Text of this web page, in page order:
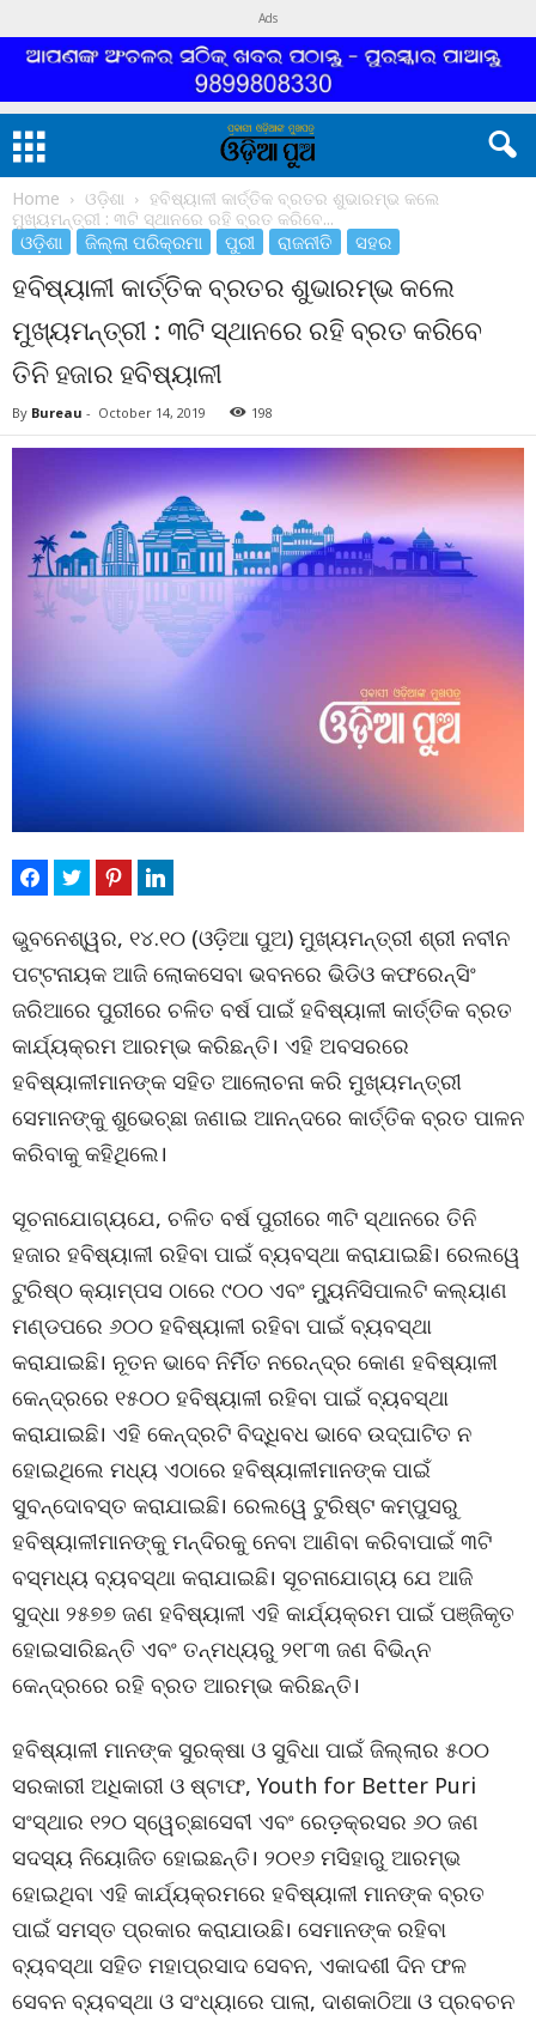
Ads
Home ଓଡ଼ିଶା
ହବିଷ୍ୟାଳୀ କାର୍ତ୍ତିକ ବ୍ରତର ଶୁଭାରମ୍ଭ କଲେ
ମୁଖ୍ୟମନ୍ତ୍ରୀ : ୩ଟି ସ୍ଥାନରେ ରହି ବ୍ରତ କରିବେ...
ଓଡ଼ିଶା ଜିଲ୍ଲା ପରିକ୍ରମା ପୁରୀ ରାଜନୀତି ସହର
ହବିଷ୍ୟାଳୀ କାର୍ତ୍ତିକ ବ୍ରତର ଶୁଭାରମ୍ଭ କଲେ
ମୁଖ୍ୟମନ୍ତ୍ରୀ : ୩ଟି ସ୍ଥାନରେ ରହି ବ୍ରତ କରିବେ
ତିନି ହଜାର ହବିଷ୍ୟାଳୀ
By Bureau - October 14, 2019 198
ଭୁବନେଶ୍ୱର, ୧୪.୧୦ (ଓଡ଼ିଆ ପୁଅ) ମୁଖ୍ୟମନ୍ତ୍ରୀ ଶ୍ରୀ ନବୀନ
ପଟ୍ଟନାୟକ ଆଜି ଲୋକସେବା ଭବନରେ ଭିଡିଓ କଫରେନ୍ସିଂ
ଜରିଆରେ ପୁରୀରେ ଚଳିତ ବର୍ଷ ପାଇଁ ହବିଷ୍ୟାଳୀ କାର୍ତ୍ତିକ ବ୍ରତ
କାର୍ଯ୍ୟକ୍ରମ ଆରମ୍ଭ କରିଛନ୍ତି। ଏହି ଅବସରରେ
ହବିଷ୍ୟାଳୀମାନଙ୍କ ସହିତ ଆଲୋଚନା କରି ମୁଖ୍ୟମନ୍ତ୍ରୀ
ସେମାନଙ୍କୁ ଶୁଭେଚ୍ଛା ଜଣାଇ ଆନନ୍ଦରେ କାର୍ତ୍ତିକ ବ୍ରତ ପାଳନ
କରିବାକୁ କହିଥିଲେ।
ସୂଚନାଯୋଗ୍ୟଯେ, ଚଳିତ ବର୍ଷ ପୁରୀରେ ୩ଟି ସ୍ଥାନରେ ତିନି
ହଜାର ହବିଷ୍ୟାଳୀ ରହିବା ପାଇଁ ବ୍ୟବସ୍ଥା କରାଯାଇଛି। ରେଲୱେ
ଟୁରିଷ୍ଠ କ୍ୟାମ୍ପସ ଠାରେ ୯୦୦ ଏବଂ ମ୍ୟୁନିସିପାଲଟି କଲ୍ୟାଣ
ମଣ୍ଡପରେ ୬୦୦ ହବିଷ୍ୟାଳୀ ରହିବା ପାଇଁ ବ୍ୟବସ୍ଥା
କରାଯାଇଛି। ନୂତନ ଭାବେ ନିର୍ମିତ ନରେନ୍ଦ୍ର କୋଣ ହବିଷ୍ୟାଳୀ
କେନ୍ଦ୍ରରେ ୧୫୦୦ ହବିଷ୍ୟାଳୀ ରହିବା ପାଇଁ ବ୍ୟବସ୍ଥା
କରାଯାଇଛି। ଏହି କେନ୍ଦ୍ରଟି ବିଦ୍ଧିବଧ ଭାବେ ଉଦ୍‌ଘାଟିତ ନ
ହୋଇଥିଲେ ମଧ୍ୟ ଏଠାରେ ହବିଷ୍ୟାଳୀମାନଙ୍କ ପାଇଁ
ସୁବନ୍ଦୋବସ୍ତ କରାଯାଇଛି। ରେଲୱେ ଟୁରିଷ୍ଟ କମ୍ପୁସରୁ
ହବିଷ୍ୟାଳୀମାନଙ୍କୁ ମନ୍ଦିରକୁ ନେବା ଆଣିବା କରିବାପାଇଁ ୩ଟି
ବସ୍‌ମଧ୍ୟ ବ୍ୟବସ୍ଥା କରାଯାଇଛି। ସୂଚନାଯୋଗ୍ୟ ଯେ ଆଜି
ସୁଦ୍ଧା ୨୫୭୭ ଜଣ ହବିଷ୍ୟାଳୀ ଏହି କାର୍ଯ୍ୟକ୍ରମ ପାଇଁ ପଞ୍ଜିକୃତ
ହୋଇସାରିଛନ୍ତି ଏବଂ ତନ୍ମଧ୍ୟରୁ ୨୧୮୩ ଜଣ ବିଭିନ୍ନ
କେନ୍ଦ୍ରରେ ରହି ବ୍ରତ ଆରମ୍ଭ କରିଛନ୍ତି।
ହବିଷ୍ୟାଳୀ ମାନଙ୍କ ସୁରକ୍ଷା ଓ ସୁବିଧା ପାଇଁ ଜିଲ୍ଲାର ୫୦୦
ସରକାରୀ ଅଧିକାରୀ ଓ ଷ୍ଟାଫ, Youth for Better Puri
ସଂସ୍ଥାର ୧୨୦ ସ୍ୱେଚ୍ଛାସେବୀ ଏବଂ ରେଡ଼କ୍ରସର ୬୦ ଜଣ
ସଦସ୍ୟ ନିୟୋଜିତ ହୋଇଛନ୍ତି। ୨୦୧୬ ମସିହାରୁ ଆରମ୍ଭ
ହୋଇଥିବା ଏହି କାର୍ଯ୍ୟକ୍ରମରେ ହବିଷ୍ୟାଳୀ ମାନଙ୍କ ବ୍ରତ
ପାଇଁ ସମସ୍ତ ପ୍ରକାର କରାଯାଉଛି। ସେମାନଙ୍କ ରହିବା
ବ୍ୟବସ୍ଥା ସହିତ ମହାପ୍ରସାଦ ସେବନ, ଏକାଦଶୀ ଦିନ ଫଳ
ସେବନ ବ୍ୟବସ୍ଥା ଓ ସଂଧ୍ୟାରେ ପାଲା, ଦାଶକାଠିଆ ଓ ପ୍ରବଚନ